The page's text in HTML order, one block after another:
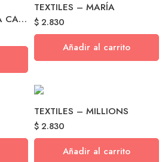
TEXTILES – MANZANA CANELA
TEXTILES – MARÍA
$2.830
Añadir al carrito
TEXTILES – MILLIONS
$2.830
Añadir al carrito